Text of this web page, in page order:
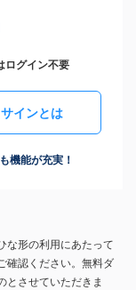
ログイン不要
インとは
機能が充実！
な形の利用にあたって
確認ください。無料ダ
とさせていただきま